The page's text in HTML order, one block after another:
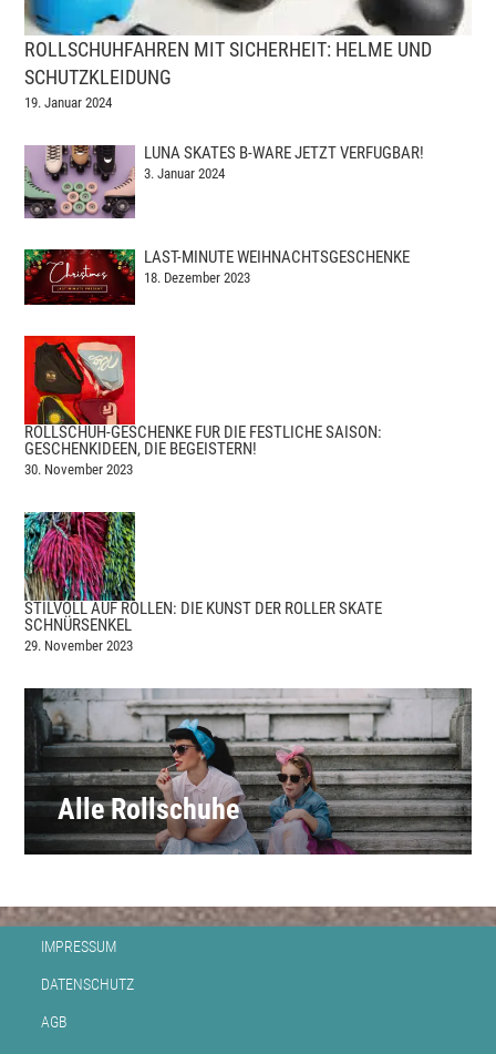
ROLLSCHUHFAHREN MIT SICHERHEIT: HELME UND
SCHUTZKLEIDUNG
19. Januar 2024
LUNA SKATES B-WARE JETZT VERFÜGBAR!
3. Januar 2024
LAST-MINUTE WEIHNACHTSGESCHENKE
18. Dezember 2023
ROLLSCHUH-GESCHENKE FÜR DIE FESTLICHE SAISON:
GESCHENKIDEEN, DIE BEGEISTERN!
30. November 2023
STILVOLL AUF ROLLEN: DIE KUNST DER ROLLER SKATE
SCHNÜRSENKEL
29. November 2023
Alle Rollschuhe
IMPRESSUM
DATENSCHUTZ
AGB